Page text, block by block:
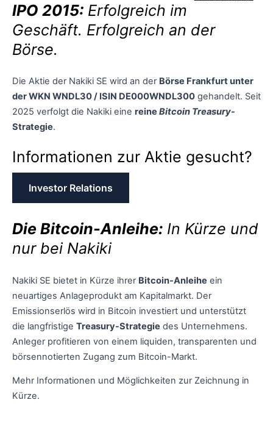
IPO 2015: Erfolgreich im
Geschäft. Erfolgreich an der
Börse.
Die Aktie der Nakiki SE wird an der Börse Frankfurt unter
der WKN WNDL30 / ISIN DE000WNDL300 gehandelt. Seit
2025 verfolgt die Nakiki eine reine Bitcoin Treasury-
Strategie.
Informationen zur Aktie gesucht?
Investor Relations
Die Bitcoin-Anleihe: In Kürze und
nur bei Nakiki
Nakiki SE bietet in Kürze ihrer Bitcoin-Anleihe ein
neuartiges Anlageprodukt am Kapitalmarkt. Der
Emissionserlös wird in Bitcoin investiert und unterstützt
die langfristige Treasury-Strategie des Unternehmens.
Anleger profitieren von einem liquiden, transparenten und
börsennotierten Zugang zum Bitcoin-Markt.
Mehr Informationen und Möglichkeiten zur Zeichnung in
Kürze.